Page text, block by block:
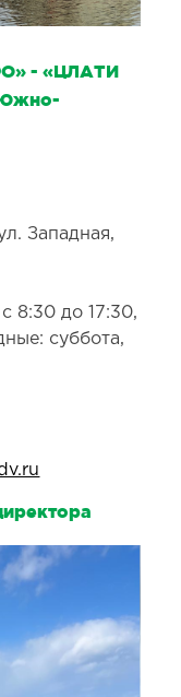
- «ЦЛАТИ
Южно-
Западная,
8:30 до 17:30,
суббота,